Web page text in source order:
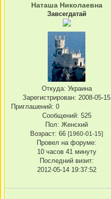
Наташа Николаевна
Завсегдатай
Откуда: Украина
Зарегистрирован: 2008-05-15
Приглашений: 0
Сообщений: 525
Пол: Женский
Возраст: 66 [1960-01-15]
Провел на форуме:
10 часов 41 минуту
Последний визит:
2012-05-14 19:37:52